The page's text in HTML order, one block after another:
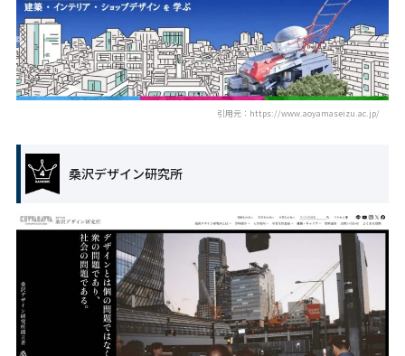
引用元：https://www.aoyamaseizu.ac.jp/
桑沢デザイン研究所